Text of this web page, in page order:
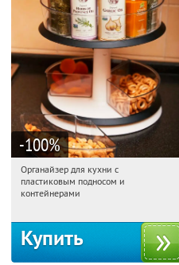
-100%
11:55:44 Получили:
Россия
Органайзер для кухни с
пластиковым подносом и
контейнерами
Купить